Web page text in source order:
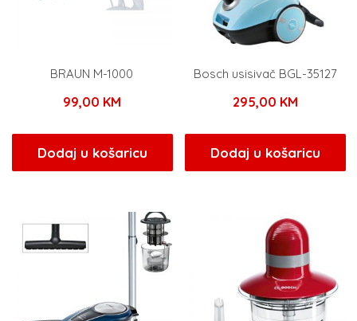
BRAUN M-1000
99,00 KM
Dodaj u košaricu
Bosch usisivač BGL-35127
295,00 KM
Dodaj u košaricu